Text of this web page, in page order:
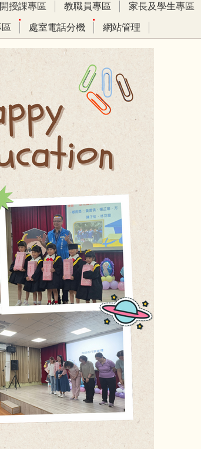
授課專區 教職員專區 家長及學生專區
處室電話分機 網站管理